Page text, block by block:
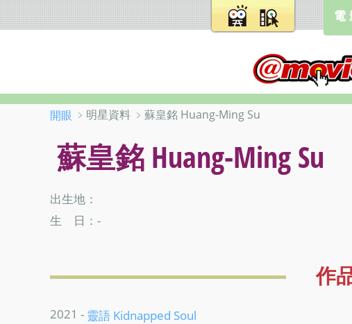
電
開眼 ﹥明星資料 ﹥蘇皇銘 Huang-Ming Su
蘇皇銘 Huang-Ming Su
出生地：
生 日：-
作
2021 - 靈語 Kidnapped Soul